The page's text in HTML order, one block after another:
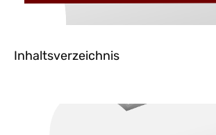
Inhaltsverzeichnis